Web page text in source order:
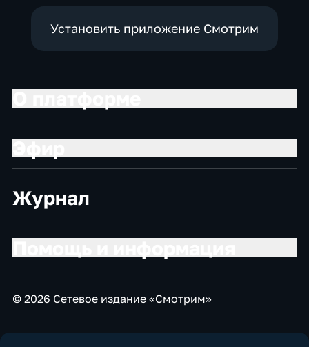
Установить приложение Смотрим
Журнал
© 2026 Сетевое издание «Смотрим»